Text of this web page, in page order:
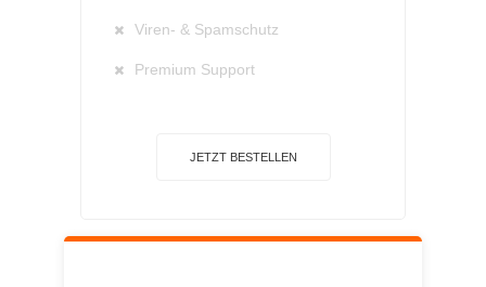
Viren- & Spamschutz
Premium Support
JETZT BESTELLEN